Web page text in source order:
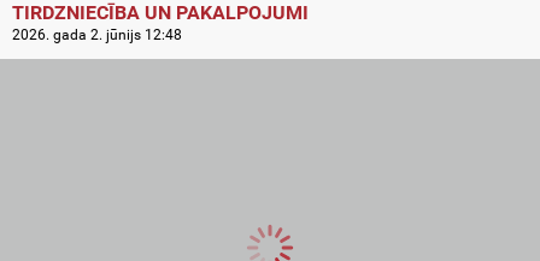
TIRDZNIECĪBA UN PAKALPOJUMI
2026. gada 2. jūnijs 12:48